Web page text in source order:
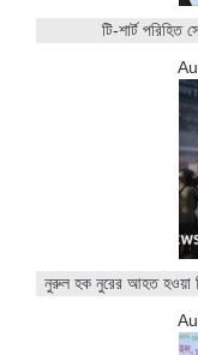
টি-শার্ট
নুরুল হক নুরের আহত হওয়া